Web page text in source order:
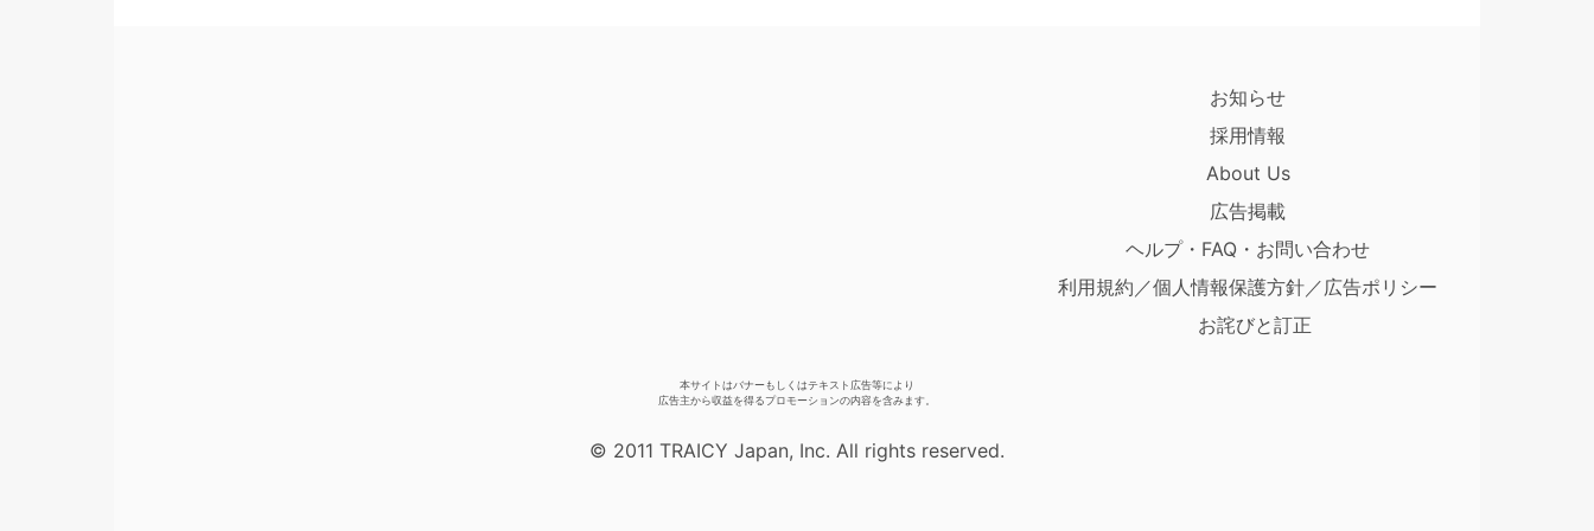
お知らせ
採用情報
About Us
広告掲載
ヘルプ・FAQ・お問い合わせ
利用規約／個人情報保護方針／広告ポリシー
お詫びと訂正
本サイトはバナーもしくはテキスト広告等により
広告主から収益を得るプロモーションの内容を含みます。
© 2011 TRAICY Japan, Inc. All rights reserved.